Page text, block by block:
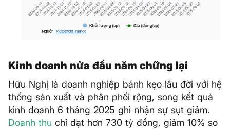
Kinh doanh nửa đầu năm chững lại
Hữu Nghị là doanh nghiệp bánh kẹo lâu đời với hệ
thống sản xuất và phân phối rộng, song kết quả
kinh doanh 6 tháng 2025 ghi nhận sự sụt giảm.
Doanh thu chỉ đạt hơn 730 tỷ đồng, giảm 10% so